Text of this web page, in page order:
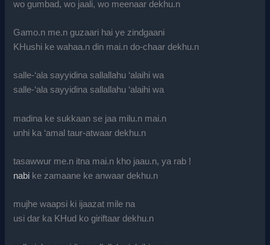
wo gumbad, wo jaali, wo meenaar dekhu.n
Gamo.n me.n guzaari hai ye zindgaani
KHushi ke wahaa.n din mai.n do-chaar dekhu.n
salle-‘ala sayyidina sallallahu ‘alaihi wa
salle-‘ala sayyidina sallallahu ‘alaihi wa
madina ke sukkaan se jaa milu.n mai.n
unhi ka ‘amal taur-atwaar dekhu.n
tasawwur me.n itna mai.n kho jaau.n, ya rab !
nabi ke zamaane ke anwaar dekhu.n
mujhe waapsi ki ijaazat mile na
usi dar ka KHud ko giriftaar dekhu.n